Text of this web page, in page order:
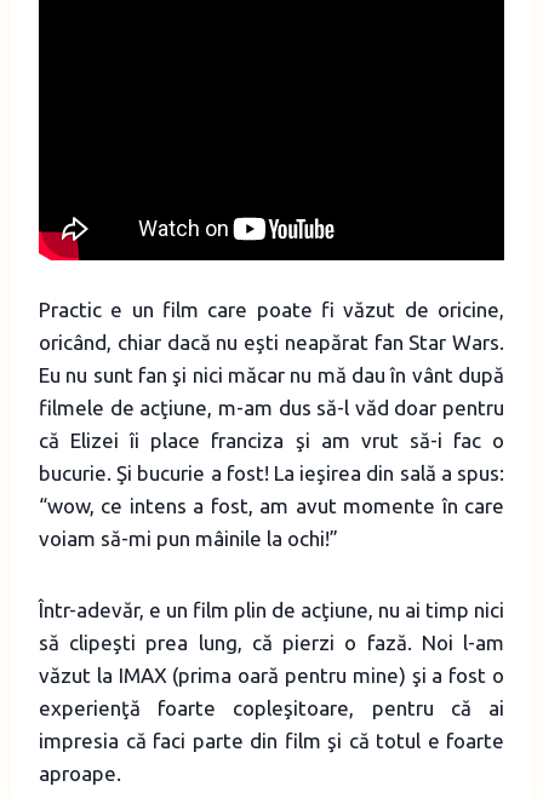
Practic e un film care poate fi văzut de oricine,
oricând, chiar dacă nu eşti neapărat fan Star Wars.
Eu nu sunt fan şi nici măcar nu mă dau în vânt după
filmele de acţiune, m-am dus să-l văd doar pentru
că Elizei îi place franciza şi am vrut să-i fac o
bucurie. Şi bucurie a fost! La ieşirea din sală a spus:
“wow, ce intens a fost, am avut momente în care
voiam să-mi pun mâinile la ochi!”
Într-adevăr, e un film plin de acţiune, nu ai timp nici
să clipeşti prea lung, că pierzi o fază. Noi l-am
văzut la IMAX (prima oară pentru mine) şi a fost o
experienţă foarte copleşitoare, pentru că ai
impresia că faci parte din film şi că totul e foarte
aproape.